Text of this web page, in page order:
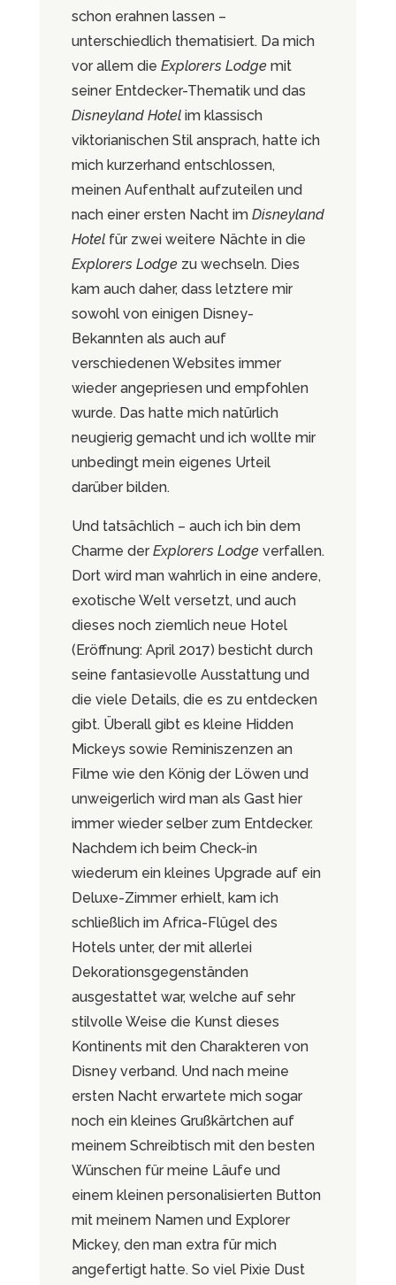
schon erahnen lassen –
unterschiedlich thematisiert. Da mich
vor allem die Explorers Lodgemit
seiner Entdecker-Thematik und das
Disneyland Hotelim klassisch
viktorianischen Stil ansprach, hatte ich
mich kurzerhand entschlossen,
meinen Aufenthalt aufzuteilen und
nach einer ersten Nacht im Disneyland
Hotelfür zwei weitere Nächte in die
Explorers Lodgezu wechseln. Dies
kam auch daher, dass letztere mir
sowohl von einigen Disney-
Bekannten als auch auf
verschiedenen Websites immer
wieder angepriesen und empfohlen
wurde. Das hatte mich natürlich
neugierig gemacht und ich wollte mir
unbedingt mein eigenes Urteil
darüber bilden.
Und tatsächlich – auch ich bin dem
Charme derExplorers Lodgeverfallen.
Dort wird man wahrlich in eine andere,
exotische Welt versetzt, und auch
dieses noch ziemlich neue Hotel
(Eröffnung: April 2017) besticht durch
seine fantasievolle Ausstattung und
die viele Details, die es zu entdecken
gibt. Überall gibt es kleine Hidden
Mickeys sowie Reminiszenzen an
Filme wie den König der Löwen und
unweigerlich wird man als Gast hier
immer wieder selber zum Entdecker.
Nachdem ich beim Check-in
wiederum ein kleines Upgrade auf ein
Deluxe-Zimmer erhielt, kam ich
schließlich im Africa-Flügel des
Hotels unter, der mit allerlei
Dekorationsgegenständen
ausgestattet war, welche auf sehr
stilvolle Weise die Kunst dieses
Kontinents mit den Charakteren von
Disney verband. Und nach meine
ersten Nacht erwartete mich sogar
noch ein kleines Grußkärtchen auf
meinem Schreibtisch mit den besten
Wünschen für meine Läufe und
einem kleinen personalisierten Button
mit meinem Namen und Explorer
Mickey, den man extra für mich
angefertigt hatte. So viel Pixie Dust